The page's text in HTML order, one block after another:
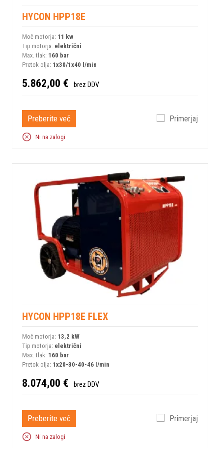
HYCON HPP18E
Moč motorja: 11 kw
Tip motorja: električni
Max. tlak: 160 bar
Pretok olja: 1x30/1x40 l/min
5.862,00 € brez DDV
Preberite več Primerjaj
Ni na zalogi
HYCON HPP18E FLEX
Moč motorja: 13,2 kW
Tip motorja: električni
Max. tlak: 160 bar
Pretok olja: 1x20-30-40-46 l/min
8.074,00 € brez DDV
Preberite več Primerjaj
Ni na zalogi